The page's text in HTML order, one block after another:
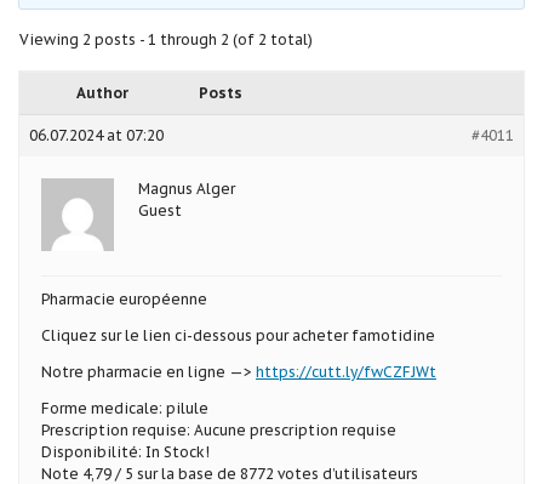
Viewing 2 posts - 1 through 2 (of 2 total)
Author Posts
06.07.2024 at 07:20 #4011
Magnus Alger
Guest
Pharmacie européenne
Cliquez sur le lien ci-dessous pour acheter famotidine
Notre pharmacie en ligne —> https://cutt.ly/fwCZFJWt
Forme medicale: pilule
Prescription requise: Aucune prescription requise
Disponibilité: In Stock!
Note 4,79 / 5 sur la base de 8772 votes d’utilisateurs